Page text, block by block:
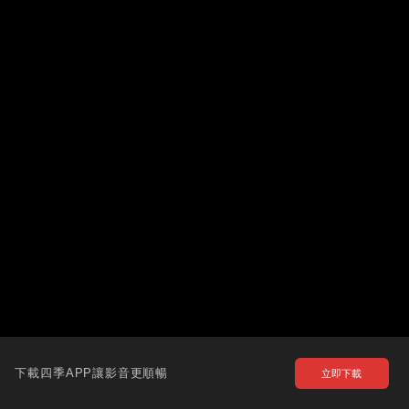
下載四季APP讓影音更順暢 立即下載